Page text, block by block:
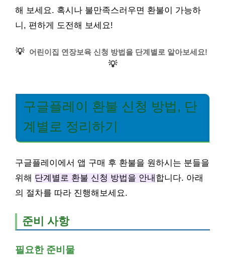
해 보세요. 혹시나 불만족스러우면 환불이 가능하
니, 편하게 도전해 보세요!
💡 어린이집 연장보육 신청 방법을 단계별로 알아보세요!
💡
구글플레이 환불 신청 방법, 단
계별로 정리하기
구글플레이에서 앱 구매 후 환불을 원하시는 분들을
위해 단계별로 환불 신청 방법을 안내합니다. 아래
의 절차를 따라 진행해보세요.
준비 사항
필요한 준비물